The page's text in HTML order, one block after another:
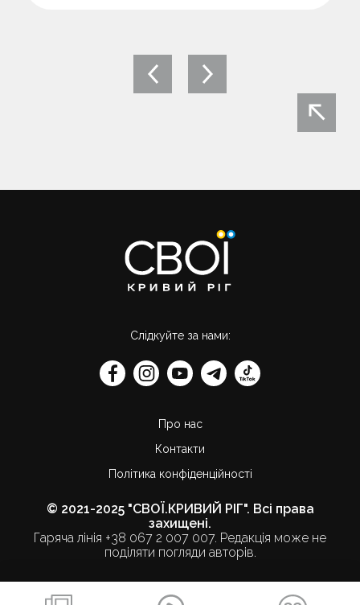
navigation
© 2021-2025 "СВОЇ.КРИВИЙ РІГ". Всі права
захищені.
Гаряча лінія +38 067 2 007 007. Редакція може не
поділяти погляди авторів.
Про нас
Контакти
Політика конфіденційності
Слідкуйте за нами: